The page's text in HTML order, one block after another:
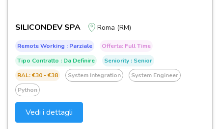
SILICONDEV SPA Roma (RM)
Remote Working : Parziale
Offerta: Full Time
Tipo Contratto : Da Definire
Seniority : Senior
RAL: €30 - €38
System Integration
System Engineer
Python
Vedi i dettagli